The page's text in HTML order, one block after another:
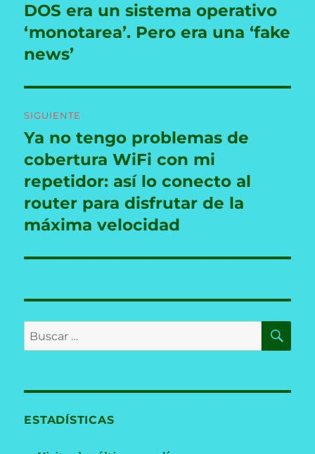
entradas
anterior:
DOS era un sistema operativo
‘monotarea’. Pero era una ‘fake
news’
SIGUIENTE
Entrada
siguiente:
Ya no tengo problemas de
cobertura WiFi con mi
repetidor: así lo conecto al
router para disfrutar de la
máxima velocidad
Buscar
por:
ESTADÍSTICAS